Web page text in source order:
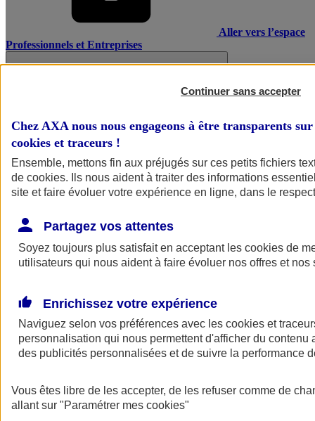
Aller vers l’espace
Professionnels et Entreprises
AXA Assurance
Continuer sans accepter
Chez AXA nous nous engageons à être transparents
cookies et traceurs !
Ensemble, mettons fin aux préjugés sur ces petits fichiers
de cookies. Ils nous aident à traiter des informations
site et faire évoluer votre expérience en ligne, dans le
Partagez vos attentes
Soyez toujours plus satisfait en acceptant les cookies de
utilisateurs qui nous aident à faire évoluer nos offres et nos
Enrichissez votre expérience
Naviguez selon vos préférences avec les cookies et
personnalisation qui nous permettent d'afficher du contenu
des publicités personnalisées et de suivre la performance
Vous êtes libre de les accepter, de les refuser comme de
allant sur "Paramétrer mes cookies"